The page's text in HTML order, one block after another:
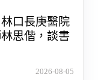
口長庚醫院
思偕，談書
2026-08-05